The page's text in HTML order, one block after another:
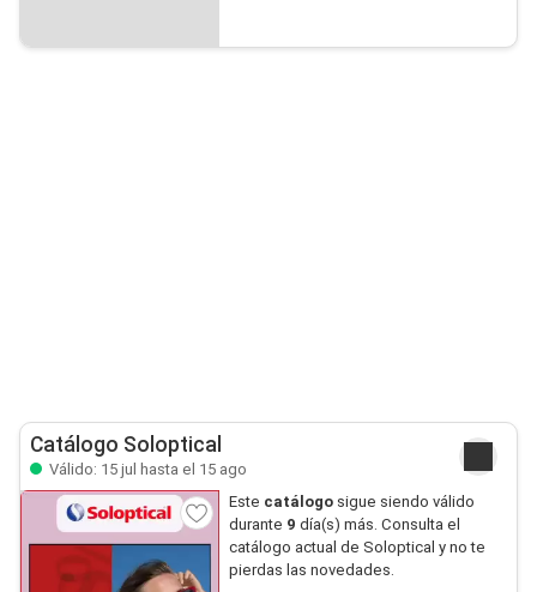
Catálogo Soloptical
Válido: 15 jul hasta el 15 ago
Este catálogosigue siendo válido
durante 9 día(s) más. Consulta el
catálogo actual de Soloptical y no te
pierdas las novedades.